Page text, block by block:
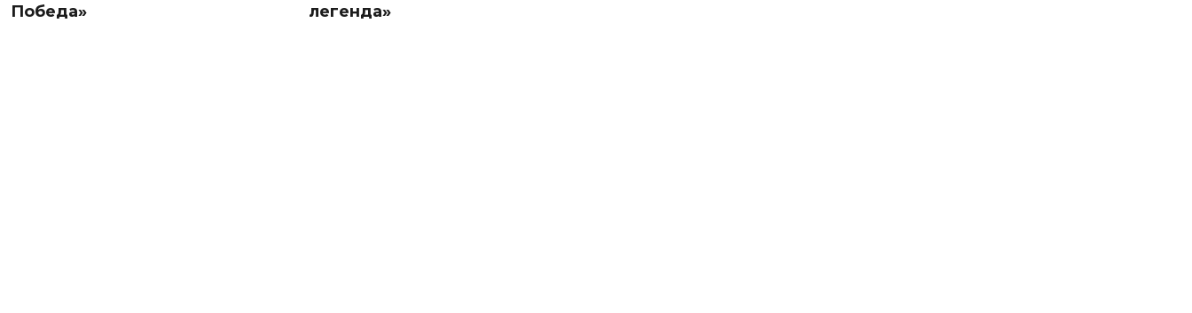
Победа»
легенда»